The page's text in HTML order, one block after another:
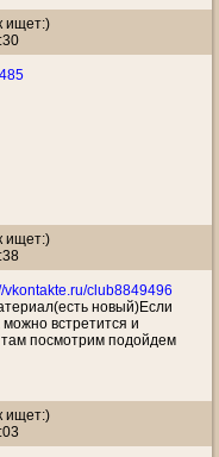
ищет:)
ищет:)
vkontakte.ru/club8849496
новый)Если
встретится и
там посмотрим подойдем
ищет:)